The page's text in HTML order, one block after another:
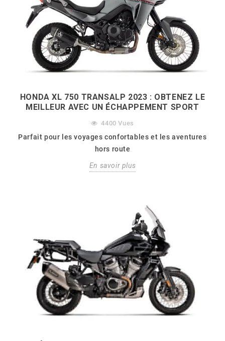
HONDA XL 750 TRANSALP 2023 : OBTENEZ LE
MEILLEUR AVEC UN ÉCHAPPEMENT SPORT
4400Vues
Parfait pour les voyages confortables et les aventures
hors route
En savoir plus